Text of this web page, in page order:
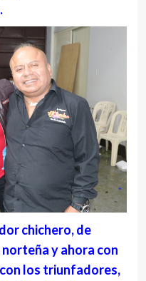
chichero, de
y ahora con
los triunfadores,